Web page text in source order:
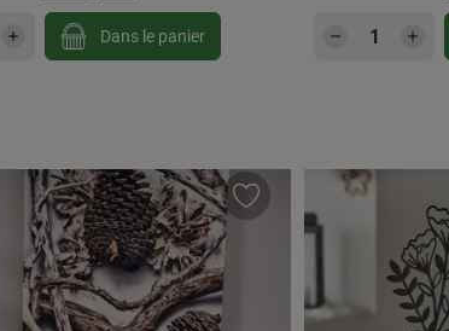
souhaitée ou utilisez les
de produit : Entrez la quantité
Dans le panier Quantité